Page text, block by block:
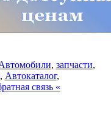
, запчасти,
, Автокаталог,
связь «